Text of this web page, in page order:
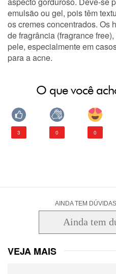
emulsão ou gel, pois têm
os cremes concentrados. Os
de fragrância (fragrance
pele, especialmente em
para a acne.
O que você
3 0 0
AINDA TEM
VEJA MAIS